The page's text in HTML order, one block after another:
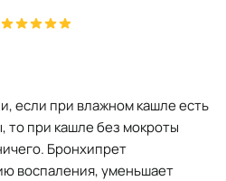
если при влажном кашле есть
при кашле без мокроты
Бронхипрет
воспаления, уменьшает